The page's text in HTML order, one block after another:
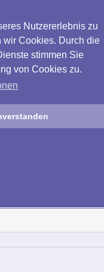
Nutzererlebnis zu
wir Cookies. Durch die
stimmen Sie
von Cookies zu.